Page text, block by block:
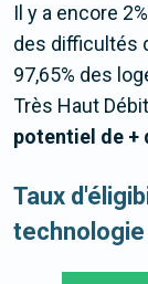
Il y a encore
des difficultés
97,65% des
Très Haut
potentiel de +
Taux